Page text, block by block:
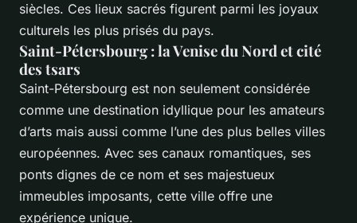
siècles. Ces lieux sacrés figurent parmi les joyaux
culturels les plus prisés du pays.
Saint-Pétersbourg : la Venise du Nord et cité
des tsars
Saint-Pétersbourg est non seulement considérée
comme une destination idyllique pour les amateurs
d’arts mais aussi comme l’une des plus belles villes
européennes. Avec ses canaux romantiques, ses
ponts dignes de ce nom et ses majestueux
immeubles imposants, cette ville offre une
expérience unique.